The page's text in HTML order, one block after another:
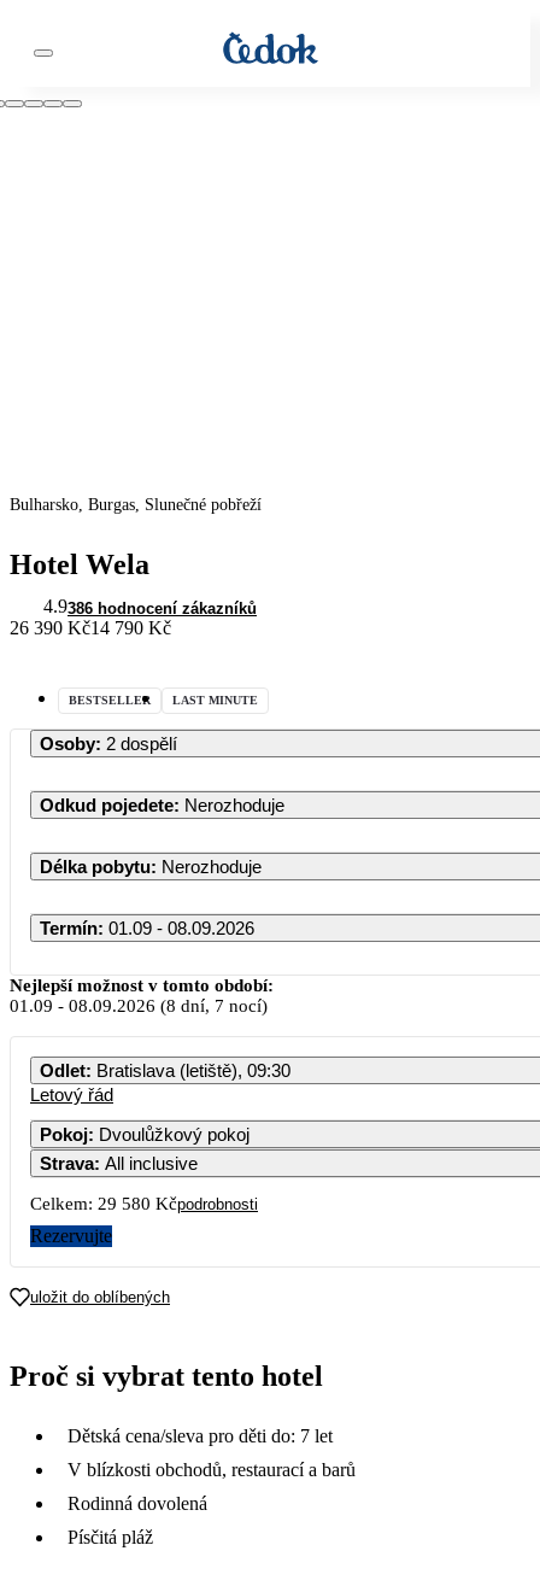
Bulharsko, Burgas, Slunečné pobřeží
Hotel Wela
4.9386 hodnocení zákazníků
26 390 Kč14 790 Kč
BESTSELLER LAST MINUTE
Osoby: 2 dospělí
Odkud pojedete: Nerozhoduje
Délka pobytu: Nerozhoduje
Termín: 01.09 - 08.09.2026
PO
14
Nejlepší možnost v tomto období:
01.09 - 08.09.2026 (8 dní, 7 nocí)
Odlet: Bratislava (letiště), 09:30
Letový řád
Pokoj: Dvoulůžkový pokoj
Strava: All inclusive
Celkem: 29 580 Kčpodrobnosti
Rezervujte
uložit do oblíbených
Proč si vybrat tento hotel
Dětská cena/sleva pro děti do: 7 let
V blízkosti obchodů, restaurací a barů
Rodinná dovolená
Písčitá pláž